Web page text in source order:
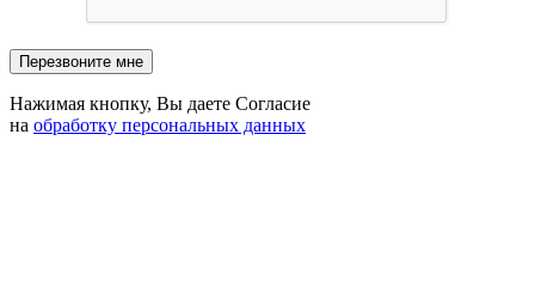
Нажимая кнопку, Вы даете Согласие
на обработку персональных данных